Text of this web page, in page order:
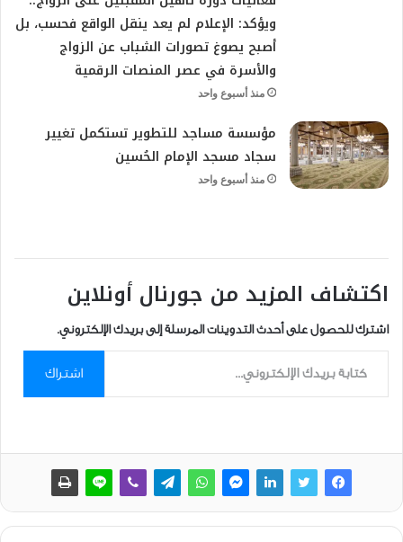
ويؤكد: الإعلام لم يعد ينقل الواقع فحسب، بل
أصبح يصوغ تصورات الشباب عن الزواج
والأسرة في عصر المنصات الرقمية
منذ أسبوع واحد
مؤسسة مساجد للتطوير تستكمل تغيير
سجاد مسجد الإمام الحُسين
منذ أسبوع واحد
اكتشاف المزيد من جورنال أونلاين
اشترك للحصول على أحدث التدوينات المرسلة إلى بريدك الإلكتروني.
كتابة بريدك الإلكتروني...
اشتراك